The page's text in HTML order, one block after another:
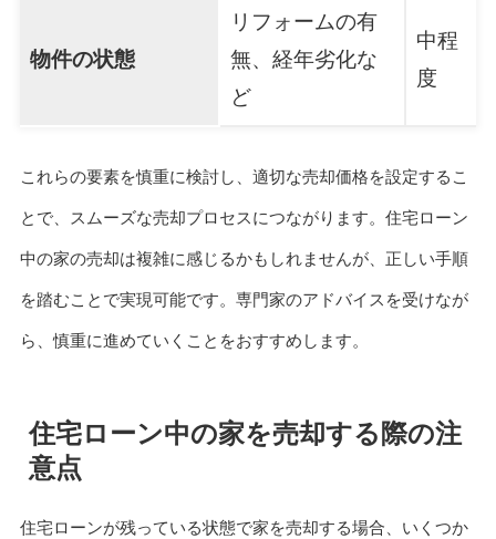
物件の状態
リフォームの有
無、経年劣化な
ど
中程
度
これらの要素を慎重に検討し、適切な売却価格を設定するこ
とで、スムーズな売却プロセスにつながります。住宅ローン
中の家の売却は複雑に感じるかもしれませんが、正しい手順
を踏むことで実現可能です。専門家のアドバイスを受けなが
ら、慎重に進めていくことをおすすめします。
住宅ローン中の家を売却する際の注
意点
住宅ローンが残っている状態で家を売却する場合、いくつか